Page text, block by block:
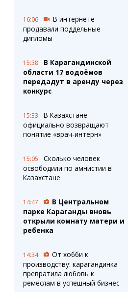
16:06
В интернете
продавали поддельные
дипломы
15:38
В Карагандинской
области 17 водоёмов
передадут в аренду через
конкурс
15:33
В Казахстане
официально возвращают
понятие «врач-интерн»
15:05
Сколько человек
освободили по амнистии в
Казахстане
14:47
В Центральном
парке Караганды вновь
открыли комнату матери и
ребенка
14:34
От хобби к
производству: карагандинка
превратила любовь к
ремёслам в успешный бизнес